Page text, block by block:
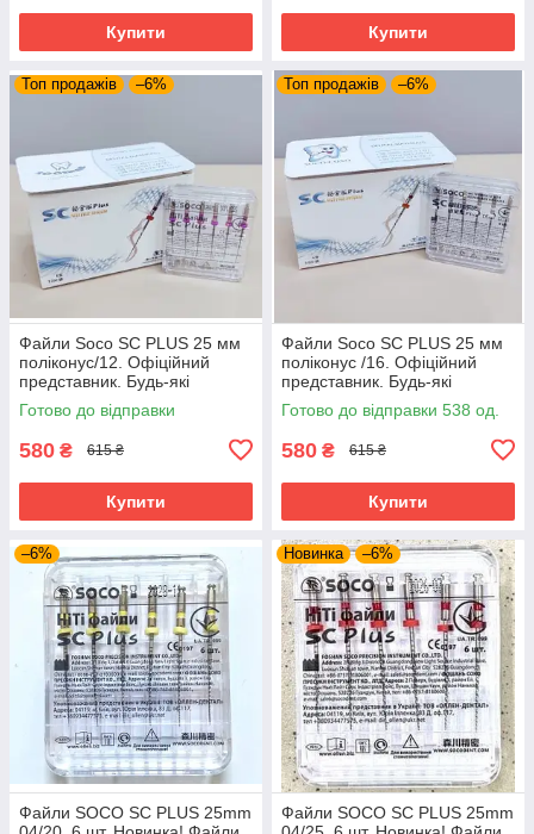
Купити Купити
Топ продажів –6%
Файли Soco SC PLUS 25 мм
поліконус/12. Офіційний
представник. Будь-які
розміри завжди є.
Готово до відправки
580 ₴ 615 ₴
Купити
Топ продажів –6%
Файли Soco SC PLUS 25 мм
поліконус /16. Офіційний
представник. Будь-які
розміри завжди є.
Готово до відправки 538 од.
580 ₴ 615 ₴
Купити
–6%
Файли SOCO SC PLUS 25mm
Новинка –6%
Файли SOCO SC PLUS 25mm